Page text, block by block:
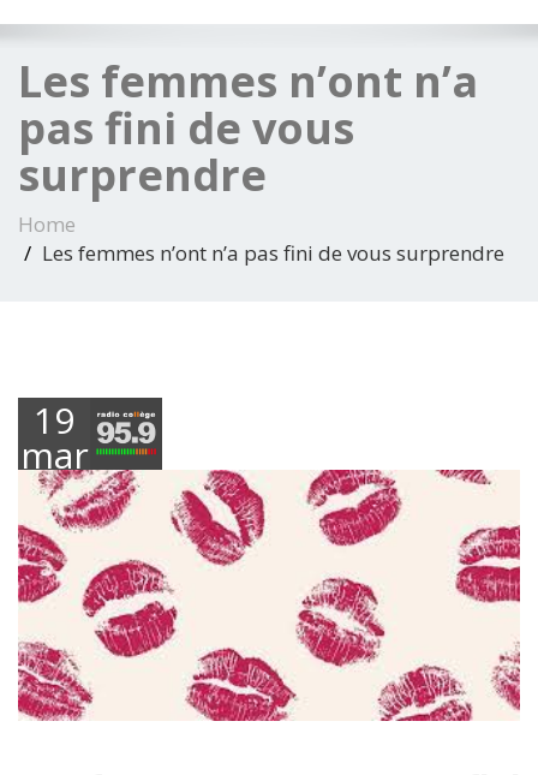
Les femmes n’ont n’a
pas fini de vous
surprendre
Home
Les femmes n’ont n’a pas fini de vous surprendre
19
mars
2021